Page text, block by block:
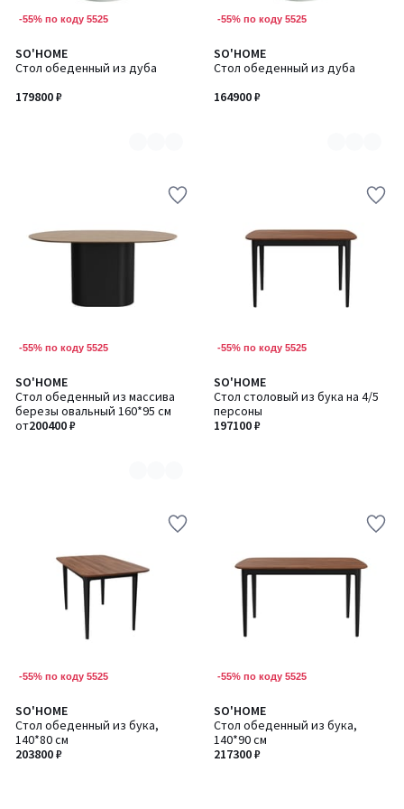
-55% по коду 5525
SO'HOME
Стол обеденный из дуба
179800 ₽
Количество
цветов:
4
-55% по коду 5525
SO'HOME
Стол обеденный из дуба
164900 ₽
Количество
цветов:
4
-55% по коду 5525
SO'HOME
Стол обеденный из массива
березы овальный 160*95 см
от200400 ₽
Количество
цветов:
2
-55% по коду 5525
SO'HOME
Стол столовый из бука на 4/5
персоны
197100 ₽
-55% по коду 5525
SO'HOME
Стол обеденный из бука,
140*80 см
203800 ₽
-55% по коду 5525
SO'HOME
Стол обеденный из бука,
140*90 см
217300 ₽